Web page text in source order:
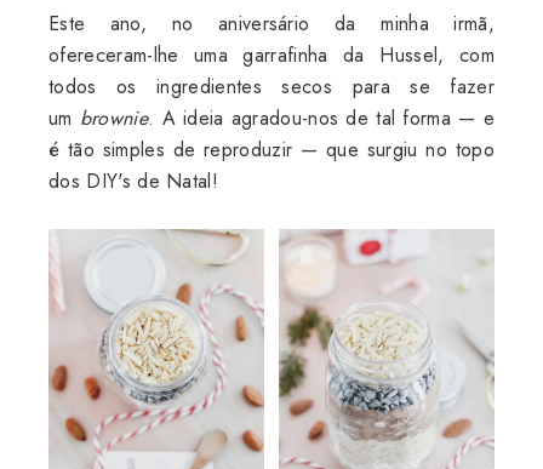
Este ano, no aniversário da minha irmã,
ofereceram-lhe uma garrafinha da Hussel, com
todos os ingredientes secos para se fazer
um brownie. A ideia agradou-nos de tal forma — e
é tão simples de reproduzir — que surgiu no topo
dos DIY's de Natal!